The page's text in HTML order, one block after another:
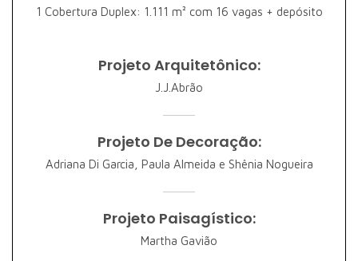
1 Cobertura Duplex: 1.111 m² com 16 vagas + depósito
Projeto Arquitetônico:
J.J.Abrão
Projeto De Decoração:
Adriana Di Garcia, Paula Almeida e Shênia Nogueira
Projeto Paisagístico:
Martha Gavião